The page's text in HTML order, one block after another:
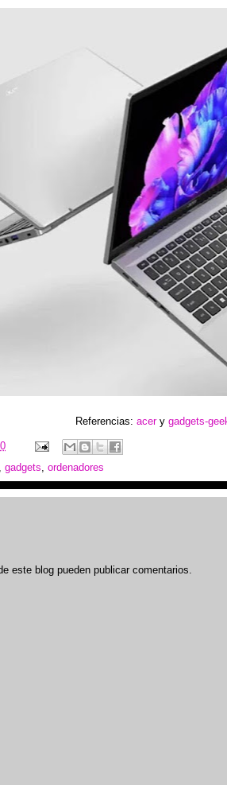
Referencias: acery gadgets-
, gadgets, ordenadores
este blog pueden publicar comentarios.